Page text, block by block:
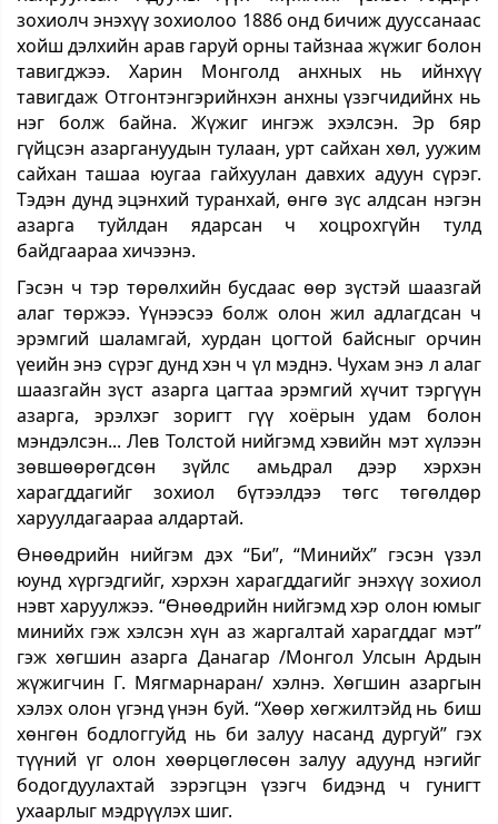
зохиолч энэхүү зохиолоо 1886 онд бичиж дууссанаас
хойш дэлхийн арав гаруй орны тайзнаа жүжиг болон
тавигджээ. Харин Монголд анхных нь ийнхүү
тавигдаж Отгонтэнгэрийнхэн анхны үзэгчидийнх нь
нэг болж байна. Жүжиг ингэж эхэлсэн. Эр бяр
гүйцсэн азаргануудын тулаан, урт сайхан хөл, уужим
сайхан ташаа юугаа гайхуулан давхих адуун сүрэг.
Тэдэн дунд эцэнхий туранхай, өнгө зүс алдсан нэгэн
азарга туйлдан ядарсан ч хоцрохгүйн тулд
байдгаараа хичээнэ.
Гэсэн ч тэр төрөлхийн бусдаас өөр зүстэй шаазгай
алаг төржээ. Үүнээсээ болж олон жил адлагдсан ч
эрэмгий шаламгай, хурдан цогтой байсныг орчин
үеийн энэ сүрэг дунд хэн ч үл мэднэ. Чухам энэ л алаг
шаазгайн зүст азарга цагтаа эрэмгий хүчит тэргүүн
азарга, эрэлхэг зоригт гүү хоёрын удам болон
мэндэлсэн... Лев Толстой нийгэмд хэвийн мэт хүлээн
зөвшөөрөгдсөн зүйлс амьдрал дээр хэрхэн
харагддагийг зохиол бүтээлдээ төгс төгөлдөр
харуулдагаараа алдартай.
Өнөөдрийн нийгэм дэх “Би”, “Минийх” гэсэн үзэл
юунд хүргэдгийг, хэрхэн харагддагийг энэхүү зохиол
нэвт харуулжээ. “Өнөөдрийн нийгэмд хэр олон юмыг
минийх гэж хэлсэн хүн аз жаргалтай харагддаг мэт”
гэж хөгшин азарга Данагар /Монгол Улсын Ардын
жүжигчин Г. Мягмарнаран/ хэлнэ. Хөгшин азаргын
хэлэх олон үгэнд үнэн буй. “Хөөр хөгжилтэйд нь биш
хөнгөн бодлоггуйд нь би залуу насанд дургуй” гэх
түүний үг олон хөөрцөглөсөн залуу адуунд нэгийг
бодогдуулахтай зэрэгцэн үзэгч бидэнд ч гунигт
ухаарлыг мэдрүүлэх шиг.